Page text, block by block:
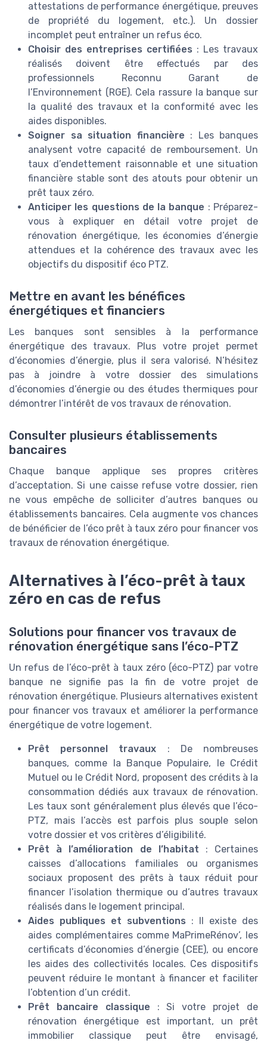
attestations de performance énergétique, preuves
de propriété du logement, etc.). Un dossier
incomplet peut entraîner un refus éco.
Choisir des entreprises certifiées : Les travaux
réalisés doivent être effectués par des
professionnels Reconnu Garant de
l’Environnement (RGE). Cela rassure la banque sur
la qualité des travaux et la conformité avec les
aides disponibles.
Soigner sa situation financière : Les banques
analysent votre capacité de remboursement. Un
taux d’endettement raisonnable et une situation
financière stable sont des atouts pour obtenir un
prêt taux zéro.
Anticiper les questions de la banque : Préparez-
vous à expliquer en détail votre projet de
rénovation énergétique, les économies d’énergie
attendues et la cohérence des travaux avec les
objectifs du dispositif éco PTZ.
Mettre en avant les bénéfices
énergétiques et financiers
Les banques sont sensibles à la performance
énergétique des travaux. Plus votre projet permet
d’économies d’énergie, plus il sera valorisé. N’hésitez
pas à joindre à votre dossier des simulations
d’économies d’énergie ou des études thermiques pour
démontrer l’intérêt de vos travaux de rénovation.
Consulter plusieurs établissements
bancaires
Chaque banque applique ses propres critères
d’acceptation. Si une caisse refuse votre dossier, rien
ne vous empêche de solliciter d’autres banques ou
établissements bancaires. Cela augmente vos chances
de bénéficier de l’éco prêt à taux zéro pour financer vos
travaux de rénovation énergétique.
Alternatives à l’éco-prêt à taux
zéro en cas de refus
Solutions pour financer vos travaux de
rénovation énergétique sans l’éco-PTZ
Un refus de l’éco-prêt à taux zéro (éco-PTZ) par votre
banque ne signifie pas la fin de votre projet de
rénovation énergétique. Plusieurs alternatives existent
pour financer vos travaux et améliorer la performance
énergétique de votre logement.
Prêt personnel travaux : De nombreuses
banques, comme la Banque Populaire, le Crédit
Mutuel ou le Crédit Nord, proposent des crédits à la
consommation dédiés aux travaux de rénovation.
Les taux sont généralement plus élevés que l’éco-
PTZ, mais l’accès est parfois plus souple selon
votre dossier et vos critères d’éligibilité.
Prêt à l’amélioration de l’habitat : Certaines
caisses d’allocations familiales ou organismes
sociaux proposent des prêts à taux réduit pour
financer l’isolation thermique ou d’autres travaux
réalisés dans le logement principal.
Aides publiques et subventions : Il existe des
aides complémentaires comme MaPrimeRénov’, les
certificats d’économies d’énergie (CEE), ou encore
les aides des collectivités locales. Ces dispositifs
peuvent réduire le montant à financer et faciliter
l’obtention d’un crédit.
Prêt bancaire classique : Si votre projet de
rénovation énergétique est important, un prêt
immobilier classique peut être envisagé,